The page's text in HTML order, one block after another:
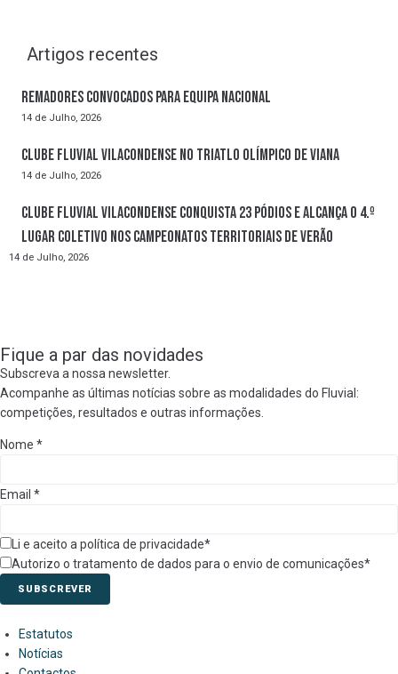
Artigos recentes
Remadores convocados para Equipa Nacional
14 de Julho, 2026
Clube Fluvial Vilacondense no Triatlo Olímpico de Viana
14 de Julho, 2026
Clube Fluvial Vilacondense conquista 23 pódios e alcança o 4.º
lugar coletivo nos Campeonatos Territoriais de Verão
14 de Julho, 2026
Fique a par das novidades
Subscreva a nossa newsletter.
Acompanhe as últimas notícias sobre as modalidades do Fluvial:
competições, resultados e outras informações.
Nome *
Email *
Li e aceito a política de privacidade*
Autorizo o tratamento de dados para o envio de comunicações*
SUBSCREVER
Estatutos
Notícias